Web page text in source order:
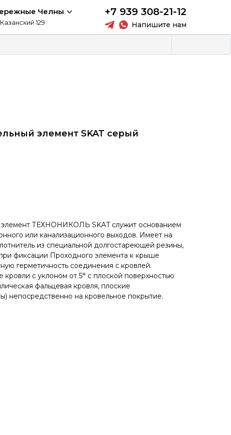
129
Челны +7 939 308-21-12
Напишите нам
элемент SKAT серый
ТЕХНОНИКОЛЬ SKAT служит основанием
или канализационного выходов. Имеет на
из специальной долгостареющей резины,
фиксации Проходного элемента к крыше
герметичность соединения с кровлей.
кровли с уклоном от 5° с плоской поверхностью
фальцевая кровля, плоские
непосредственно на кровельное покрытие.